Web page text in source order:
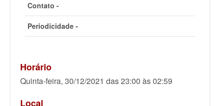
Contato -
Periodicidade -
Horário
Quinta-feira, 30/12/2021 das 23:00 às 02:59
Local